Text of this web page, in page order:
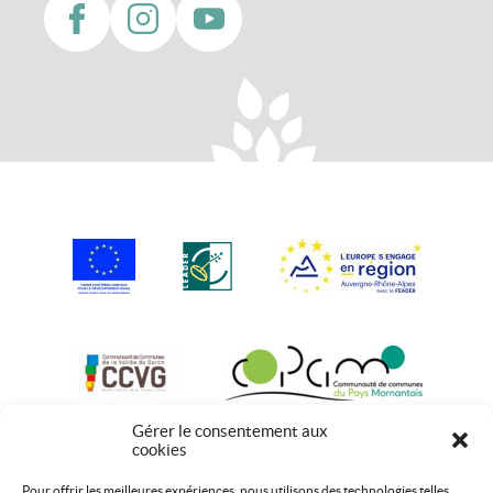
Gérer le consentement aux
cookies